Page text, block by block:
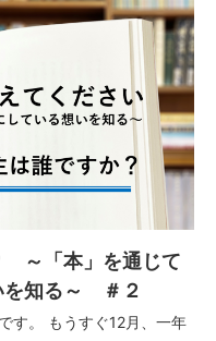
～「本」を通じて
を知る～ ＃２
す。 もうすぐ12月、一年